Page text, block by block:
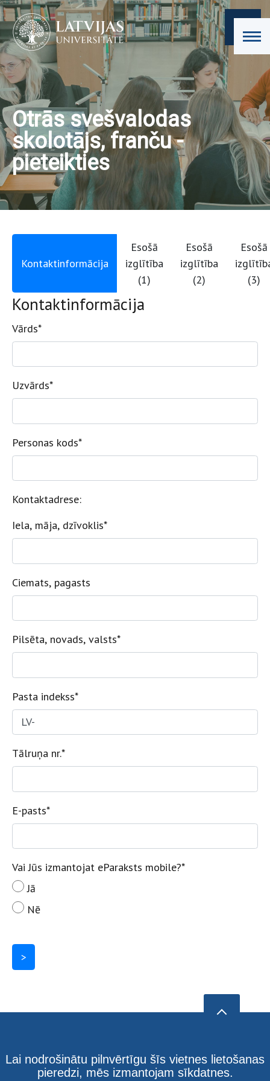
Otrās svešvalodas
skolotājs, franču -
pieteikties
Kontaktinformācija
Esošā
izglītība
(1)
Esošā
izglītība
(2)
Esošā
(3)
Kontaktinformācija
Vārds*
Uzvārds*
Personas kods*
Kontaktadrese:
Iela, māja, dzīvoklis*
Ciemats, pagasts
Pilsēta, novads, valsts*
Pasta indekss*
Tālruņa nr.*
E-pasts*
Vai Jūs izmantojat eParaksts mobile?*
Jā
Nē
>
Lai nodrošinātu pilnvērtīgu šīs vietnes lietošanas
pieredzi, mēs izmantojam sīkdatnes.